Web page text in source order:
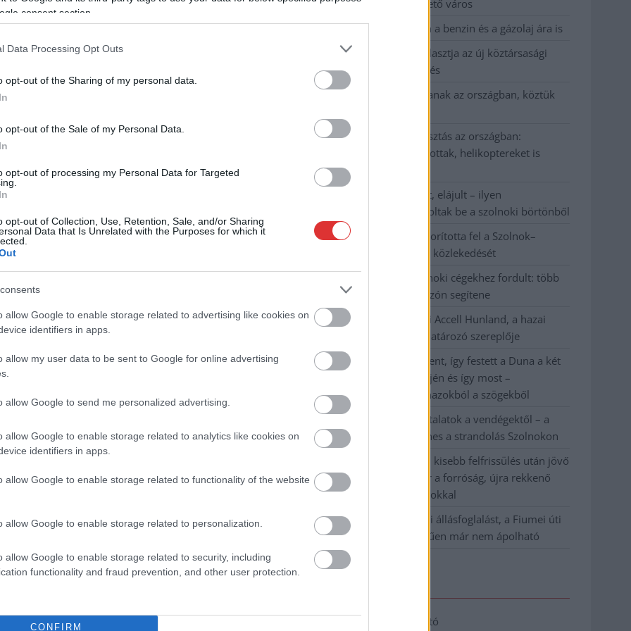
consent section.
Data Processing Opt Outs
opt-out of the Sharing of my personal data.
opt-out of the Sale of my Personal Data.
opt-out of processing my Personal Data for Targeted
opt-out of Collection, Use, Retention, Sale, and/or Sharing
Data that Is Unrelated with the Purposes for which it
allow Google to enable storage related to advertising like cookies on
identifiers in apps.
allow my user data to be sent to Google for online advertising
allow Google to send me personalized advertising.
allow Google to enable storage related to analytics like cookies on
identifiers in apps.
allow Google to enable storage related to functionality of the website
allow Google to enable storage related to personalization.
allow Google to enable storage related to security, including
functionality and fraud prevention, and other user protection.
CONFIRM
rovatának vezetője és Reitli Ádám, valamint
szerkesztőségek szerkesztője és Fazekas Adrián
mentorprogramját a Finn Nagykövetség,
Nagykövetség és Svédország Nagykövetsége
elkerülné a propagandát,
ide
,transparency international,újságírás
Férfi kosárlabda BL – A Szolnok főtáblás
a tószegi Accell
kért. Az európai
Tánccal, zeneszóval és vásárral
Ismét a Kárpát-medencei folklór és a
Csángó Fesztivált....
Szolnok mennyire élhető város
Pénteken újra csökken a benzin és a gázolaj ára is
Napokon belül megválasztja az új köztársasági
elnököt az Országgyűlés
Kiterjedt tüzek pusztítanak az országban, köztük
Harmadfokú hőségriasztás az országban:
Szolnokon klímát javítottak, helikoptereket is
bevetettek a tüzeknél
A zárkában rosszul lett, elájult – ilyen
körülményekről számoltak be a szolnoki börtönből
Váratlan fennakadás borította fel a Szolnok–
Kecskemét vasútvonal közlekedését
A polgármester a szolnoki cégekhez fordult: több
száz elbocsátott dolgozón segítene
Csődbe ment a tószegi Accell Hunland, a hazai
kerékpárgyártás meghatározó szereplője
Egyszer fent, egyszer lent, így festett a Duna a két
évvel ezelőtti árvíz idején és így most –
fotógyűjtemény ugyanazokból a szögekből
Ilyenek eddig a tapasztalatok a vendégektől – a
hőhullám miatt ingyenes a strandolás Szolnokon
Nem biztató: a hétvégi kisebb felfrissülés után jövő
héten megint visszatér a forróság, újra rekkenő
hőség jön, akár 38 fokokkal
Közzétették a szakértői állásfoglalást, a Fiumei úti
fák többsége szakszerűen már nem ápolható
Adatkezelési tájékoztató